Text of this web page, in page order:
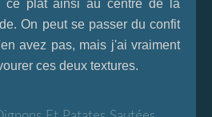
ce plat ainsi au centre de la
On peut se passer du confit
avez pas, mais j'ai vraiment
ces deux textures.